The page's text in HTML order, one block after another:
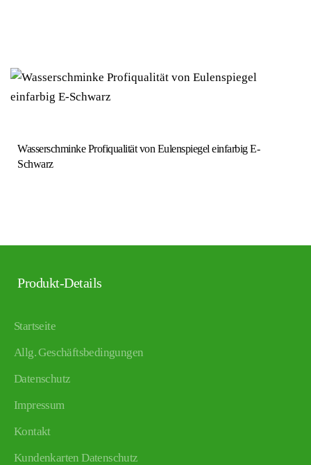
Wasserschminke Profiqualität von Eulenspiegel einfarbig E-
Schwarz
Produkt-Details
Startseite
Allg. Geschäftsbedingungen
Datenschutz
Impressum
Kontakt
Kundenkarten Datenschutz